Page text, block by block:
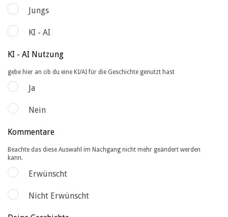
Jungs
KI - AI
KI - AI Nutzung
gebe hier an ob du eine KI/AI für die Geschichte genutzt hast
Ja
Nein
Kommentare
Beachte das diese Auswahl im Nachgang nicht mehr geändert werden
kann.
Erwünscht
Nicht Erwünscht